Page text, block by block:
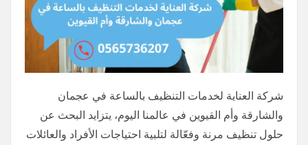
شركة العناية لخدمات التنظيف بالساعة في عجمان
والشارقة وأم القيوين في عالمنا اليوم، يتزايد البحث عن
حلول تنظيف مرنة وفعّالة لتلبية احتياجات الأفراد والعائلات